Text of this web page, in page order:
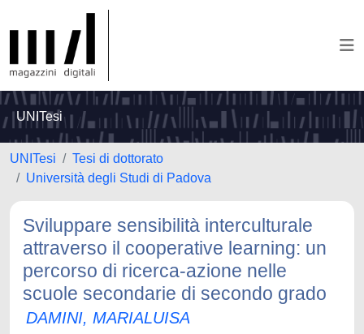
UNITesi
UNITesi
Tesi di dottorato
Università degli Studi di Padova
Sviluppare sensibilità interculturale
attraverso il cooperative learning: un
percorso di ricerca-azione nelle
scuole secondarie di secondo grado
DAMINI, MARIALUISA